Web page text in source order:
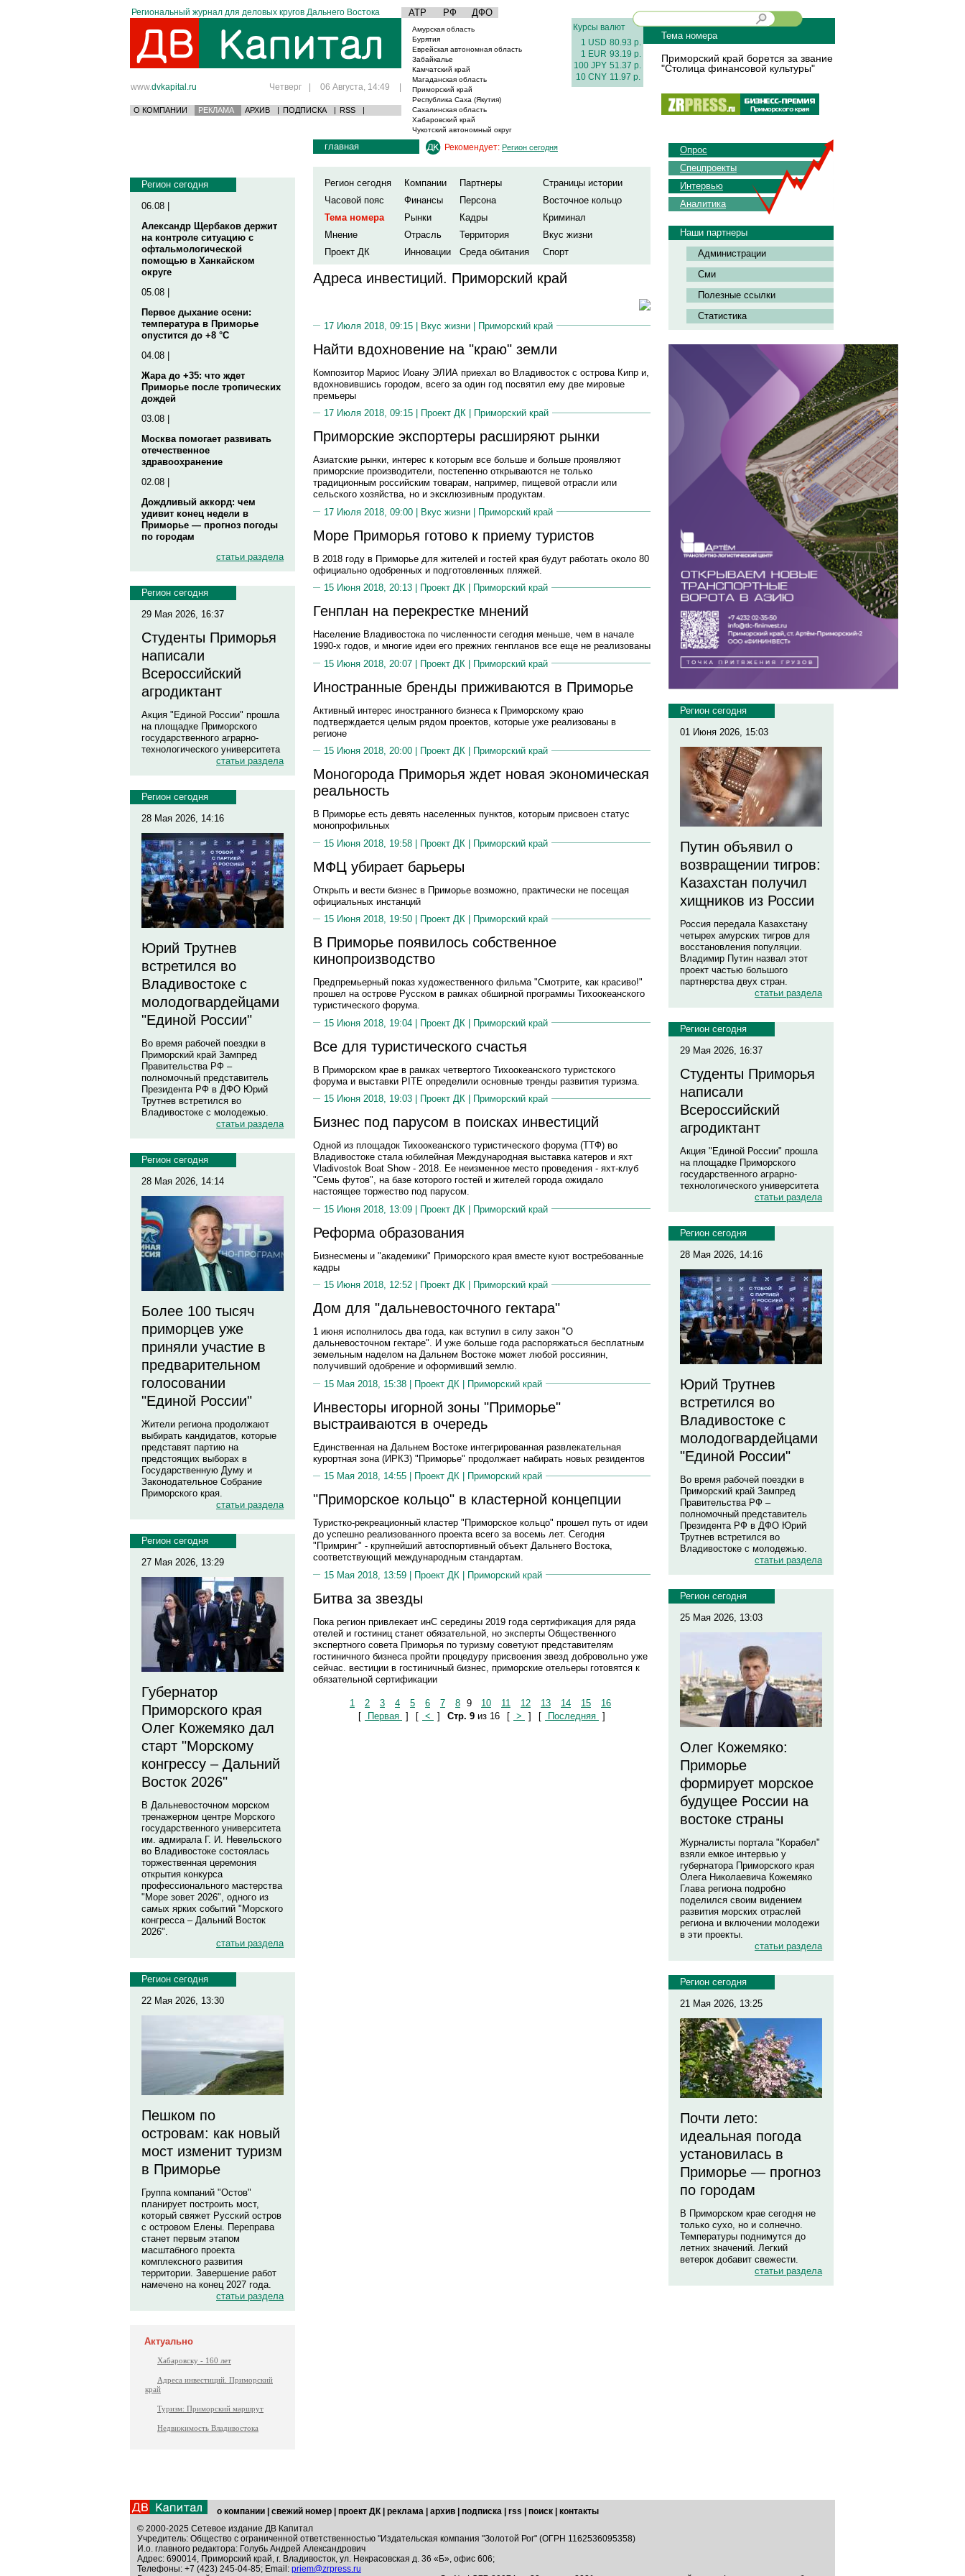
Региональный журнал для деловых кругов Дальнего Востока АТР РФ ДФО
www.dvkapital.ru Четверг | 06 Августа, 14:49 |
О КОМПАНИИ РЕКЛАМА АРХИВ | ПОДПИСКА | RSS |
Амурская область
Бурятия
Еврейская автономная область
Забайкалье
Камчатский край
Магаданская область
Приморский край
Республика Саха (Якутия)
Сахалинская область
Хабаровский край
Чукотский автономный округ
Курсы валют
1 USD 80.93 р.
1 EUR 93.19 р.
100 JPY 51.37 р.
10 CNY 11.97 р.
Тема номера
Приморский край борется за звание
"Столица финансовой культуры"
Регион сегодня
06.08 |
Александр Щербаков держит
на контроле ситуацию с
офтальмологической
помощью в Ханкайском
округе
05.08 |
Первое дыхание осени:
температура в Приморье
опустится до +8 °C
04.08 |
Жара до +35: что ждет
Приморье после тропических
дождей
03.08 |
Москва помогает развивать
отечественное
здравоохранение
02.08 |
Дождливый аккорд: чем
удивит конец недели в
Приморье — прогноз погоды
по городам
статьи раздела
Регион сегодня
29 Мая 2026, 16:37
Студенты Приморья
написали
Всероссийский
агродиктант
Акция "Единой России" прошла
на площадке Приморского
государственного аграрно-
технологического университета
статьи раздела
Регион сегодня
28 Мая 2026, 14:16
Юрий Трутнев
встретился во
Владивостоке с
молодогвардейцами
"Единой России"
Во время рабочей поездки в
Приморский край Зампред
Правительства РФ –
полномочный представитель
Президента РФ в ДФО Юрий
Трутнев встретился во
Владивостоке с молодежью.
статьи раздела
Регион сегодня
28 Мая 2026, 14:14
Более 100 тысяч
приморцев уже
приняли участие в
предварительном
голосовании
"Единой России"
Жители региона продолжают
выбирать кандидатов, которые
представят партию на
предстоящих выборах в
Государственную Думу и
Законодательное Собрание
Приморского края.
статьи раздела
Регион сегодня
27 Мая 2026, 13:29
Губернатор
Приморского края
Олег Кожемяко дал
старт "Морскому
конгрессу – Дальний
Восток 2026"
В Дальневосточном морском
тренажерном центре Морского
государственного университета
им. адмирала Г. И. Невельского
во Владивостоке состоялась
торжественная церемония
открытия конкурса
профессионального мастерства
"Море зовет 2026", одного из
самых ярких событий "Морского
конгресса – Дальний Восток
2026".
статьи раздела
Регион сегодня
22 Мая 2026, 13:30
Пешком по
островам: как новый
мост изменит туризм
в Приморье
Группа компаний "Остов"
планирует построить мост,
который свяжет Русский остров
с островом Елены. Переправа
станет первым этапом
масштабного проекта
комплексного развития
территории. Завершение работ
намечено на конец 2027 года.
статьи раздела
Актуально
Хабаровску - 160 лет
Адреса инвестиций. Приморский
край
Туризм: Приморский маршрут
Недвижимость Владивостока
главная Рекомендует: Регион сегодня
Регион сегодня Компании Партнеры
Страницы истории
Часовой пояс
Финансы Персона
Восточное кольцо
Тема номера
Рынки Кадры
Криминал
Мнение
Отрасль Территория
Вкус жизни
Проект ДК
Инновации Среда обитания Спорт
Адреса инвестиций. Приморский край
17 Июля 2018, 09:15 | Вкус жизни | Приморский край
Найти вдохновение на "краю" земли
Композитор Мариос Иоану ЭЛИА приехал во Владивосток с острова Кипр и,
вдохновившись городом, всего за один год посвятил ему две мировые
премьеры
17 Июля 2018, 09:15 |
Проект ДК Приморский край
Приморские экспортеры расширяют рынки
Азиатские рынки, интерес к которым все больше и больше проявляют
приморские производители, постепенно открываются не только
традиционным российским товарам, например, пищевой отрасли или
сельского хозяйства, но и эксклюзивным продуктам.
17 Июля 2018, 09:00 | Вкус жизни | Приморский край
Море Приморья готово к приему туристов
В 2018 году в Приморье для жителей и гостей края будут работать около 80
официально одобренных и подготовленных пляжей.
15 Июня 2018, 20:13 |
Проект ДК Приморский край
Генплан на перекрестке мнений
Население Владивостока по численности сегодня меньше, чем в начале
1990-х годов, и многие идеи его прежних генпланов все еще не реализованы
15 Июня 2018, 20:07 | Проект ДК | Приморский край
Иностранные бренды приживаются в Приморье
Активный интерес иностранного бизнеса к Приморскому краю
подтверждается целым рядом проектов, которые уже реализованы в
регионе
15 Июня 2018, 20:00 |
Проект ДК Приморский край
Моногорода Приморья ждет новая экономическая
реальность
В Приморье есть девять населенных пунктов, которым присвоен статус
монопрофильных
15 Июня 2018, 19:58 | Проект ДК | Приморский край
МФЦ убирает барьеры
Открыть и вести бизнес в Приморье возможно, практически не посещая
официальных инстанций
15 Июня 2018, 19:50 |
Проект ДК Приморский край
В Приморье появилось собственное
кинопроизводство
Предпремьерный показ художественного фильма "Смотрите, как красиво!"
прошел на острове Русском в рамках обширной программы Тихоокеанского
туристического форума.
15 Июня 2018, 19:04 | Проект ДК | Приморский край
Все для туристического счастья
В Приморском крае в рамках четвертого Тихоокеанского туристского
форума и выставки PITE определили основные тренды развития туризма.
15 Июня 2018, 19:03 |
Проект ДК Приморский край
Бизнес под парусом в поисках инвестиций
Одной из площадок Тихоокеанского туристического форума (ТТФ) во
Владивостоке стала юбилейная Международная выставка катеров и яхт
Vladivostok Boat Show - 2018. Ее неизменное место проведения - яхт-клуб
"Семь футов", на базе которого гостей и жителей города ожидало
настоящее торжество под парусом.
15 Июня 2018, 13:09 | Проект ДК | Приморский край
Реформа образования
Бизнесмены и "академики" Приморского края вместе куют востребованные
кадры
15 Июня 2018, 12:52 |
Проект ДК Приморский край
Дом для "дальневосточного гектара"
1 июня исполнилось два года, как вступил в силу закон "О
дальневосточном гектаре". И уже больше года распоряжаться бесплатным
земельным наделом на Дальнем Востоке может любой россиянин,
получивший одобрение и оформивший землю.
15 Мая 2018, 15:38 | Проект ДК | Приморский край
Инвесторы игорной зоны "Приморье"
выстраиваются в очередь
Единственная на Дальнем Востоке интегрированная развлекательная
курортная зона (ИРКЗ) "Приморье" продолжает набирать новых резидентов
15 Мая 2018, 14:55 |
Проект ДК Приморский край
"Приморское кольцо" в кластерной концепции
Туристко-рекреационный кластер "Приморское кольцо" прошел путь от идеи
до успешно реализованного проекта всего за восемь лет. Сегодня
"Примринг" - крупнейший автоспортивный объект Дальнего Востока,
соответствующий международным стандартам.
15 Мая 2018, 13:59 | Проект ДК | Приморский край
Битва за звезды
Пока регион привлекает инС середины 2019 года сертификация для ряда
отелей и гостиниц станет обязательной, но эксперты Общественного
экспертного совета Приморья по туризму советуют представителям
гостиничного бизнеса пройти процедуру присвоения звезд добровольно уже
сейчас. вестиции в гостиничный бизнес, приморские отельеры готовятся к
обязательной сертификации
1 2 3 4 5 6 7 8 9 10 11 12 13 14 15
16
[
Первая ] [ < ] Стр. 9 из 16 [ > ] [ Последняя ]
Опрос
Спецпроекты
Интервью
Аналитика
Наши партнеры
Администрации
Сми
Полезные ссылки
Статистика
Регион сегодня
01 Июня 2026, 15:03
Путин объявил о
возвращении тигров:
Казахстан получил
хищников из России
Россия передала Казахстану
четырех амурских тигров для
восстановления популяции.
Владимир Путин назвал этот
проект частью большого
партнерства двух стран.
статьи раздела
Регион сегодня
29 Мая 2026, 16:37
Студенты Приморья
написали
Всероссийский
агродиктант
Акция "Единой России" прошла
на площадке Приморского
государственного аграрно-
технологического университета
статьи раздела
Регион сегодня
28 Мая 2026, 14:16
Юрий Трутнев
встретился во
Владивостоке с
молодогвардейцами
"Единой России"
Во время рабочей поездки в
Приморский край Зампред
Правительства РФ –
полномочный представитель
Президента РФ в ДФО Юрий
Трутнев встретился во
Владивостоке с молодежью.
статьи раздела
Регион сегодня
25 Мая 2026, 13:03
Олег Кожемяко:
Приморье
формирует морское
будущее России на
востоке страны
Журналисты портала "Корабел"
взяли емкое интервью у
губернатора Приморского края
Олега Николаевича Кожемяко
Глава региона подробно
поделился своим видением
развития морских отраслей
региона и включении молодежи
в эти проекты.
статьи раздела
Регион сегодня
21 Мая 2026, 13:25
Почти лето:
идеальная погода
установилась в
Приморье — прогноз
по городам
В Приморском крае сегодня не
только сухо, но и солнечно.
Температуры поднимутся до
летних значений. Легкий
ветерок добавит свежести.
статьи раздела
о компании свежий номер проект ДК реклама архив подписка rss поиск
контакты
© 2000-2025 Сетевое издание ДВ Капитал
Учредитель: Общество с ограниченной ответственностью "Издательская компания "Золотой Рог" (ОГРН 1162536095358)
И.о. главного редактора: Голубь Андрей Александрович
Адрес: 690014, Приморский край, г. Владивосток, ул. Некрасовская д. 36 «Б», офис 606;
Телефоны: +7 (423) 245-04-85; Email: priem@zrpress.ru